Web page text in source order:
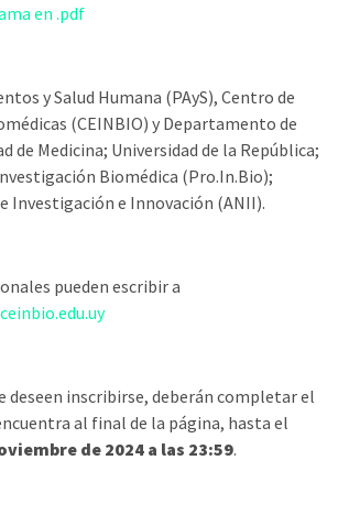
en .pdf
y Salud Humana (PAyS), Centro de
(CEINBIO) y Departamento de
de Medicina; Universidad de la República;
Biomédica (Pro.In.Bio);
Investigación e Innovación (ANII).
pueden escribir a
deseen inscribirse, deberán completar el
al final de la página, hasta el
de 2024 a las 23:59.